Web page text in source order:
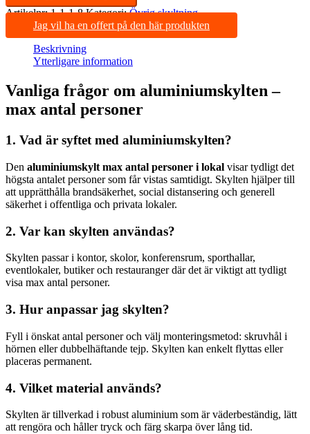
Artikelnr:1-1-1-8 Kategori:Övrig skyltning
Jag vil ha en offert på den här produkten
Beskrivning
Ytterligare information
Vanliga frågor om aluminiumskylten –
max antal personer
1. Vad är syftet med aluminiumskylten?
Den aluminiumskylt max antal personer i lokal visar tydligt det
högsta antalet personer som får vistas samtidigt. Skylten hjälper till
att upprätthålla brandsäkerhet, social distansering och generell
säkerhet i offentliga och privata lokaler.
2. Var kan skylten användas?
Skylten passar i kontor, skolor, konferensrum, sporthallar,
eventlokaler, butiker och restauranger där det är viktigt att tydligt
visa max antal personer.
3. Hur anpassar jag skylten?
Fyll i önskat antal personer och välj monteringsmetod: skruvhål i
hörnen eller dubbelhäftande tejp. Skylten kan enkelt flyttas eller
placeras permanent.
4. Vilket material används?
Skylten är tillverkad i robust aluminium som är väderbeständig, lätt
att rengöra och håller tryck och färg skarpa över lång tid.